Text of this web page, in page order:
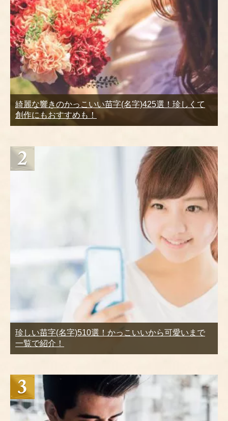
綺麗な響きのかっこいい苗字(名字)425選！珍しくて
創作にもおすすめも！
珍しい苗字(名字)510選！かっこいいから可愛いまで
一覧で紹介！